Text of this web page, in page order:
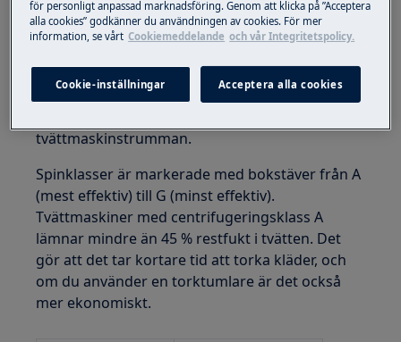
blir tvätten i slutändan. Tvättens restfukthalt
beror på centrifugeringsklassen.
Centrifugeringsklass i en tvättmaskin - den
påverkas av centrifugeringshastigheten, dess
tvättmaskinstrumman.
Spinklasser är markerade med bokstäver från A
(mest effektiv) till G (minst effektiv).
Tvättmaskiner med centrifugeringsklass A
lämnar mindre än 45 % restfukt i tvätten. Det
gör att det tar kortare tid att torka kläder, och
om du använder en torktumlare är det också
mer ekonomiskt.
för personligt anpassad marknadsföring. Genom att klicka på ”Acceptera
alla cookies” godkänner du användningen av cookies. För mer
information, se vårt Cookiemeddelande och vår Integritetspolicy.
Cookie-inställningar Acceptera alla cookies